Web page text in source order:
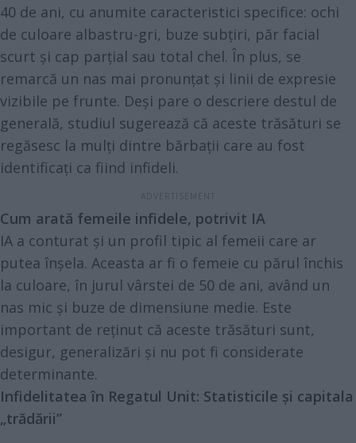
40 de ani, cu anumite caracteristici specifice: ochi
de culoare albastru-gri, buze subțiri, păr facial
scurt și cap parțial sau total chel. În plus, se
remarcă un nas mai pronunțat și linii de expresie
vizibile pe frunte. Deși pare o descriere destul de
generală, studiul sugerează că aceste trăsături se
regăsesc la mulți dintre bărbații care au fost
identificați ca fiind infideli.
Cum arată femeile infidele, potrivit IA
IA a conturat și un profil tipic al femeii care ar
putea înșela. Aceasta ar fi o femeie cu părul închis
la culoare, în jurul vârstei de 50 de ani, având un
nas mic și buze de dimensiune medie. Este
important de reținut că aceste trăsături sunt,
desigur, generalizări și nu pot fi considerate
determinante.
Infidelitatea în Regatul Unit: Statisticile și capitala
„trădării”